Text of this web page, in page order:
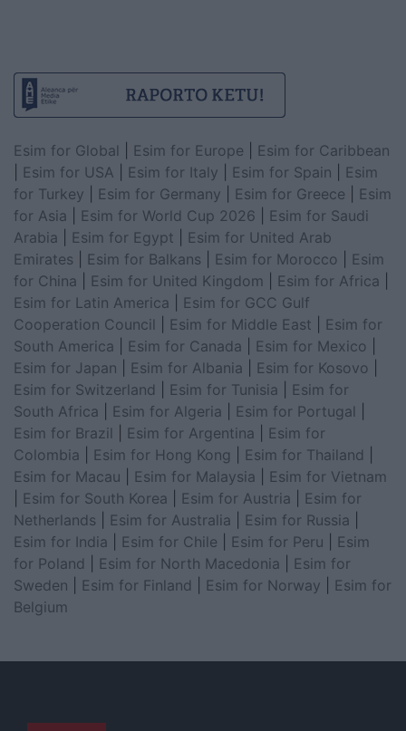
Esim for Global Esim for Europe
Esim for Caribbean
Esim for USA Esim for Italy Esim for Spain
Esim
for Turkey
Esim for Germany Esim for Greece
Esim
for Asia
Esim for World Cup 2026
Esim for Saudi
Arabia
Esim for Egypt
Esim for United Arab
Emirates
Esim for Balkans Esim for Morocco
Esim
for China
Esim for United Kingdom Esim for Africa
Esim for Latin America
Esim for GCC Gulf
Cooperation Council
Esim for Middle East
Esim for
South America
Esim for Canada Esim for Mexico
Esim for Japan
Esim for Albania Esim for Kosovo
Esim for Switzerland
Esim for Tunisia
Esim for
South Africa
Esim for Algeria Esim for Portugal
Esim for Brazil
Esim for Argentina
Esim for
Colombia
Esim for Hong Kong Esim for Thailand
Esim for Macau
Esim for Malaysia
Esim for Vietnam
Esim for South Korea Esim for Austria
Esim for
Netherlands
Esim for Australia Esim for Russia
Esim for India
Esim for Chile Esim for Peru
Esim
for Poland
Esim for North Macedonia
Esim for
Sweden
Esim for Finland Esim for Norway
Esim for
Belgium